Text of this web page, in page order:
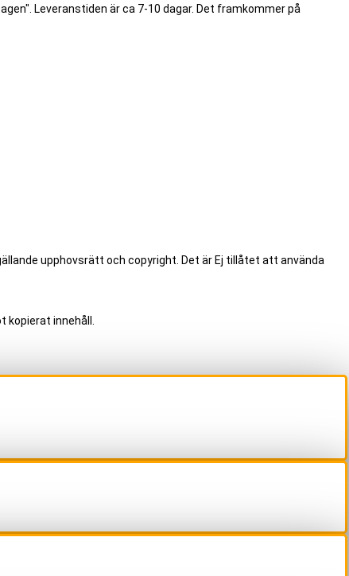
Leveranstiden är ca 7-10 dagar. Det framkommer på
upphovsrätt och copyright. Det är Ej tillåtet att använda
kopierat innehåll.